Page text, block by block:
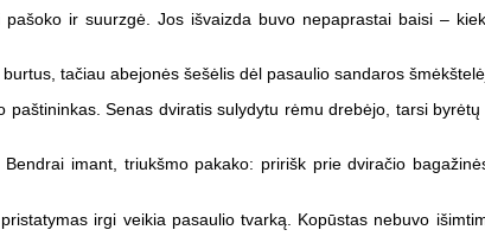
ir suurzgė. Jos išvaizda buvo nepaprastai baisi –
tačiau abejonės šešėlis dėl pasaulio sandaros
Senas dviratis sulydytu rėmu drebėjo, tarsi
imant, triukšmo pakako: pririšk prie dviračio
irgi veikia pasaulio tvarką. Kopūstas nebuvo